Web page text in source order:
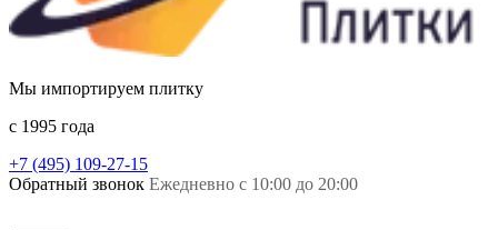
Мы импортируем плитку
c 1995 года
+7 (495) 109-27-15
Обратный звонок Ежедневно с 10:00 до 20:00